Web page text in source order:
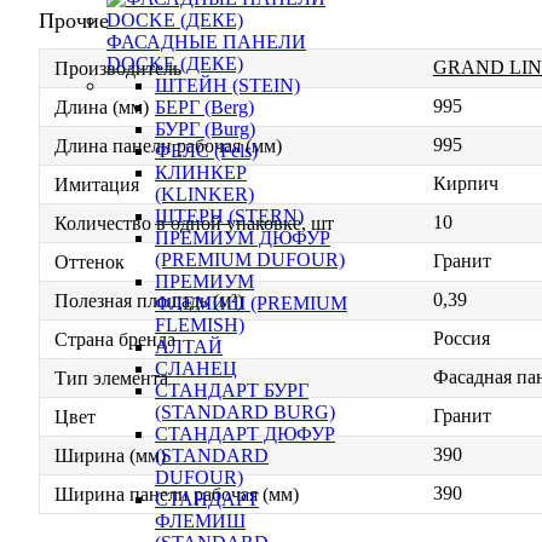
ФАСАДНЫЕ ПАНЕЛИ
DOCKE (ДЕКЕ)
ШТЕЙН (STEIN)
БЕРГ (Berg)
БУРГ (Burg)
ФЕЛС (Fels)
КЛИНКЕР
(KLINKER)
ШТЕРН (STERN)
ПРЕМИУМ ДЮФУР
(PREMIUM DUFOUR)
ПРЕМИУМ
ФЛЕМИШ (PREMIUM
FLEMISH)
АЛТАЙ
СЛАНЕЦ
СТАНДАРТ БУРГ
(STANDARD BURG)
СТАНДАРТ ДЮФУР
(STANDARD
DUFOUR)
СТАНДАРТ
ФЛЕМИШ
Прочие
Производитель
GRAND
Длина (мм)
995
Длина панели рабочая (мм)
995
Имитация
Кирпич
Количество в одной упаковке, шт
10
Оттенок
Гранит
Полезная площадь (м²)
0,39
Страна бренда
Россия
Тип элемента
Фасадная
Цвет
Гранит
Ширина (мм)
390
Ширина панели рабочая (мм)
390